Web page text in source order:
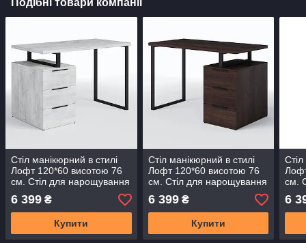
Стіл манікюрний в стилі
Лофт 120*60 висотою 76
см. Стіл для нарощування
нігтів
6 399 ₴
Купити
Стіл манікюрний в стилі
Лофт 120*60 висотою 76
см. Стіл для нарощування
нігтів
6 399₴
Купити
см.
6